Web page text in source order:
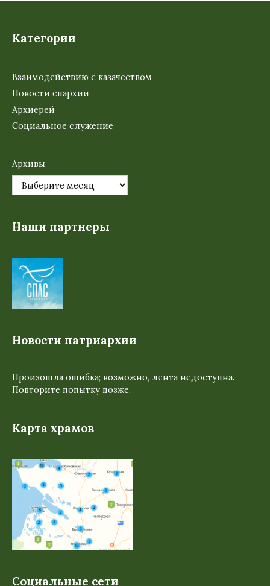
Категории
Взаимодействию с казачеством
Новости епархии
Архиерей
Социальное служение
Архивы
Наши партнеры
Новости патриархии
Произошла ошибка; возможно, лента недоступна.
Повторите попытку позже.
Карта храмов
Социальные сети